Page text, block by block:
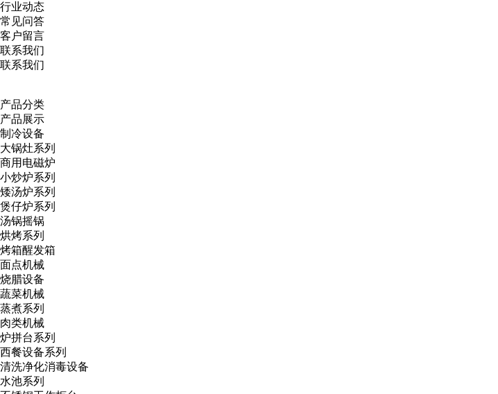
行业动态
常见问答
客户留言
联系我们
联系我们
产品分类
产品展示
制冷设备
大锅灶系列
商用电磁炉
小炒炉系列
矮汤炉系列
煲仔炉系列
汤锅摇锅
烘烤系列
烤箱醒发箱
面点机械
烧腊设备
蔬菜机械
蒸煮系列
肉类机械
炉拼台系列
西餐设备系列
清洗净化消毒设备
水池系列